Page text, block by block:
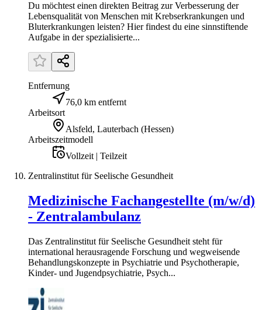
Du möchtest einen direkten Beitrag zur Verbesserung der
Lebensqualität von Menschen mit Krebserkrankungen und
Bluterkrankungen leisten? Hier findest du eine sinnstiftende
Aufgabe in der spezialisierte...
Entfernung
76,0 km entfernt
Arbeitsort
Alsfeld, Lauterbach (Hessen)
Arbeitszeitmodell
Vollzeit | Teilzeit
Zentralinstitut für Seelische Gesundheit
Medizinische Fachangestellte (m/w/d)
- Zentralambulanz
Das Zentralinstitut für Seelische Gesundheit steht für
international herausragende Forschung und wegweisende
Behandlungskonzepte in Psychiatrie und Psychotherapie,
Kinder- und Jugendpsychiatrie, Psych...